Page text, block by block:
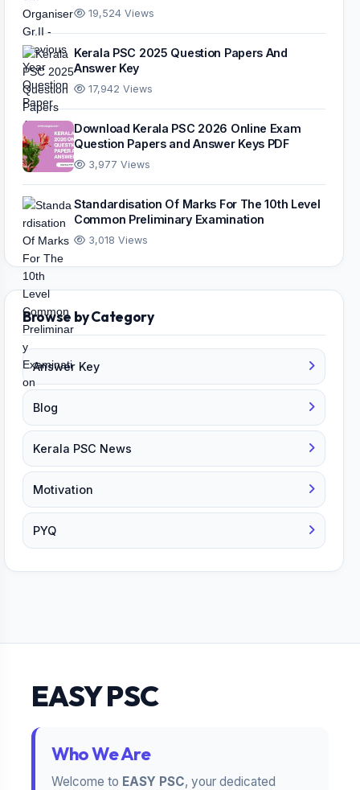
19,524 Views
Kerala PSC 2025 Question Papers And
Answer Key
17,942 Views
Download Kerala PSC 2026 Online Exam
Question Papers and Answer Keys PDF
3,977 Views
Standardisation Of Marks For The 10th Level
Common Preliminary Examination
3,018 Views
Browse by Category
Answer Key
Blog
Kerala PSC News
Motivation
PYQ
EASY PSC
Who We Are
Welcome to EASY PSC, your dedicated